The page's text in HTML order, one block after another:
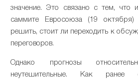
значение. Это связано с тем, что
саммите Евросоюза (19
решить, стоит ли переходить к
переговоров.
Однако прогнозы
неутешительные. Как ранее